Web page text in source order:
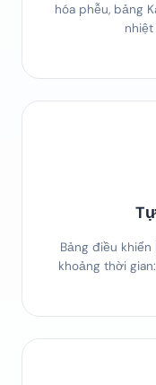
hóa phễu, bảng
Bảng điều
khoảng thời gian: